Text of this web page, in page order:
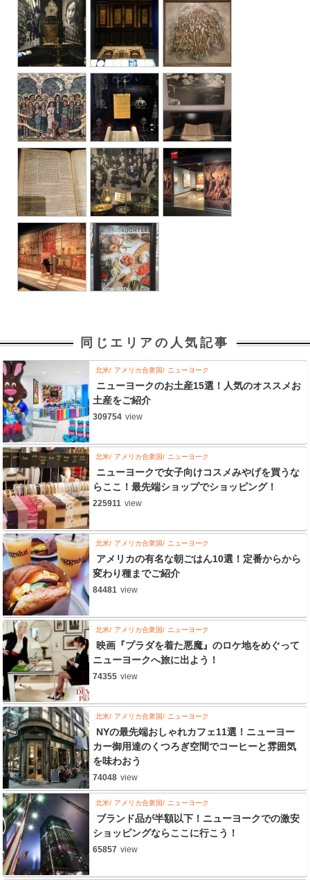
同じエリアの人気記事
北米 アメリカ合衆国 ニューヨーク
ニューヨークのお土産15選！人気のオススメお
土産をご紹介
309754 view
北米 アメリカ合衆国 ニューヨーク
ニューヨークで女子向けコスメみやげを買うな
らここ！最先端ショップでショッピング！
225911 view
北米 アメリカ合衆国 ニューヨーク
アメリカの有名な朝ごはん10選！定番からから
変わり種までご紹介
84481 view
北米 アメリカ合衆国 ニューヨーク
映画『プラダを着た悪魔』のロケ地をめぐって
ニューヨークへ旅に出よう！
74355 view
北米 アメリカ合衆国 ニューヨーク
NYの最先端おしゃれカフェ11選！ニューヨー
カー御用達のくつろぎ空間でコーヒーと雰囲気
を味わおう
74048 view
北米 アメリカ合衆国 ニューヨーク
ブランド品が半額以下！ニューヨークでの激安
ショッピングならここに行こう！
65857 view